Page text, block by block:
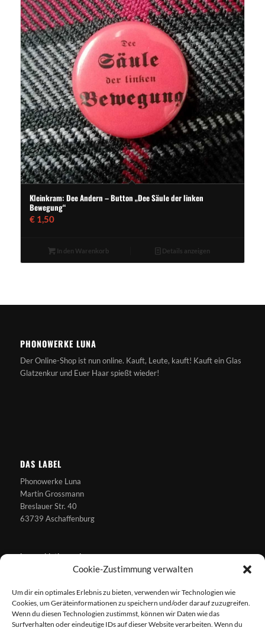
Cookie-Zustimmung verwalten
Um dir ein optimales Erlebnis zu bieten, verwenden wir Technologien wie
Cookies, um Geräteinformationen zu speichern und/oder darauf zuzugreifen.
Wenn du diesen Technologien zustimmst, können wir Daten wie das
Surfverhalten oder eindeutige IDs auf dieser Website verarbeiten. Wenn du
Kleinkram: Dee Andern – Button „Dee Säule der linken
Bewegung“
€1,50
In den Warenkorb Details anzeigen
PHONOWERKE LUNA
Der Online-Shop ist nun online. Kauft, Leute, kauft! Kauft ein Glas
Glatzenkur und Euer Haar spießt wieder!
DAS LABEL
Phonowerke Luna
Martin Grossmann
Breslauer Str. 40
63739 Aschaffenburg
jungs@blutjungs.de
EINSCHLAFHILFEN